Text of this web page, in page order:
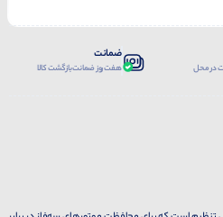
در محل
ضمانت
هفت روز ضمانت بازگشت کالا